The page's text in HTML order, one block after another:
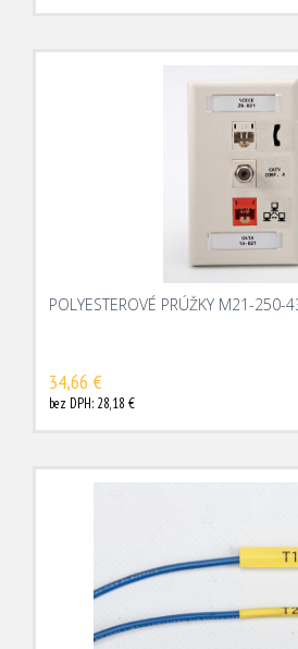
POLYESTEROVÉ PRÚŽKY M21-250-
34,66 €
bez DPH: 28,18 €